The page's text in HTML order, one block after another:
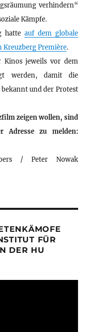
verhindern“
Kämpfe.
hatte auf dem globale
Première.
jeweils vor dem
werden, damit die
und der Protest
zeigen wollen, sind
Adresse zu melden:
/ Peter Nowak
FÜR
DER HU